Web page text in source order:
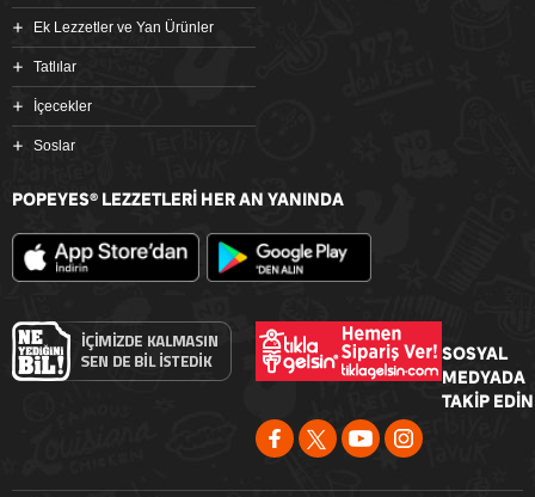
Ek Lezzetler ve Yan Ürünler
Tatlılar
İçecekler
Soslar
POPEYES® LEZZETLERİ HER AN YANINDA
SOSYAL
MEDYADA
TAKİP EDİN